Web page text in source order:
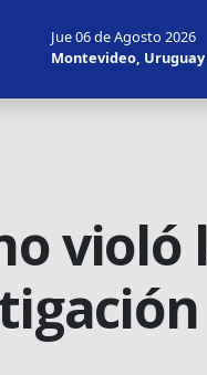
Jue 06 de Agosto 2026
Montevideo, Uruguay
violó